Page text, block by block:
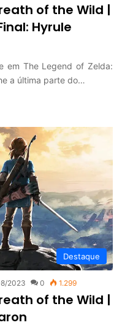
of the Wild |
Hyrule
em The Legend of Zelda:
a última parte do…
Destaque
2023 0 1.299
of the Wild |